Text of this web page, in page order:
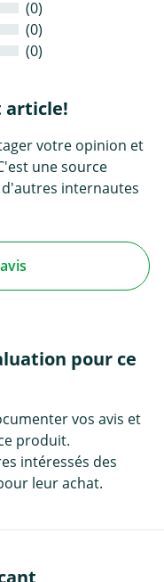
(0)
(0)
(0)
article!
votre opinion et
une source
internautes
pour ce
vos avis et
produit.
intéressés des
leur achat.